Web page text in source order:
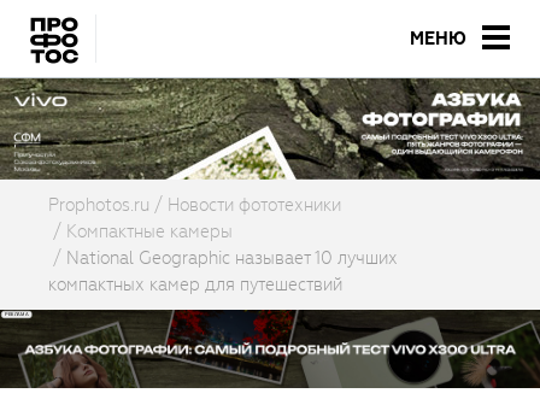
МЕНЮ
Prophotos.ru
Новости фототехники
Компактные камеры
National Geographic называет 10 лучших
компактных камер для путешествий